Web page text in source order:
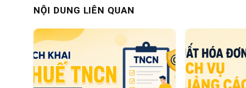
NỘI DUNG LIÊN QUAN